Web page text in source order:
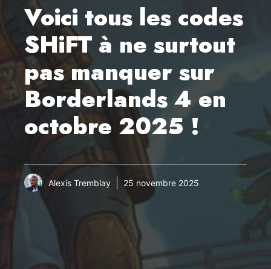
Voici tous les codes
SHiFT à ne surtout
pas manquer sur
Borderlands 4 en
octobre 2025 !
Alexis Tremblay 25 novembre 2025